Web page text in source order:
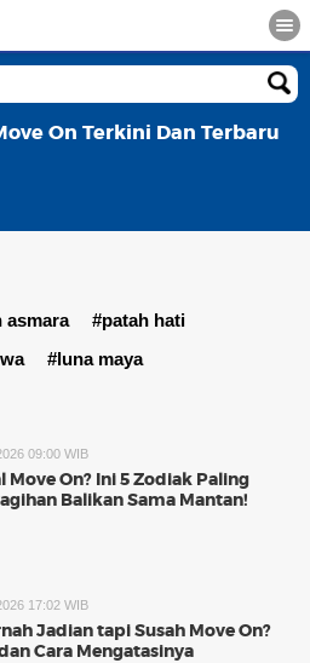
On Terkini Dan Terbaru
asmara
#patah hati
#luna maya
09:00 WIB
Move On? Ini 5 Zodiak Paling
Balikan Sama Mantan!
17:02 WIB
Jadian tapi Susah Move On?
Cara Mengatasinya